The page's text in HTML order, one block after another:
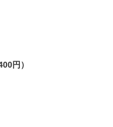
円）